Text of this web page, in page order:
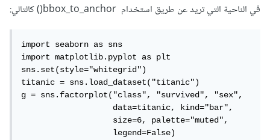
في الناحية التي تريد عن طريق استخدام bbox_to_anchor() كالتالي:
import seaborn as sns
import matplotlib.pyplot as plt
sns.set(style="whitegrid")
titanic = sns.load_dataset("titanic")
g = sns.factorplot("class", "survived", "sex",
                   data=titanic, kind="bar",
                   size=6, palette="muted",
                   legend=False)